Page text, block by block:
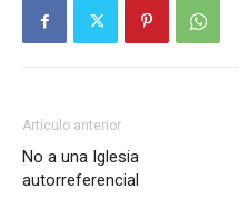
Artículo anterior
No a una Iglesia
autorreferencial